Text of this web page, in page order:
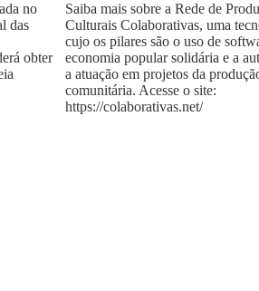
no
das
obter
Saiba mais sobre a Rede de
Culturais Colaborativas, uma
cujo os pilares são o uso de
economia popular solidária e a
a atuação em projetos da
comunitária. Acesse o site:
https://colaborativas.net/